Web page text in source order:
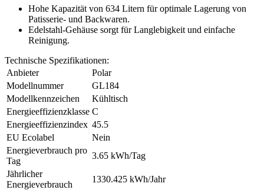
Hohe Kapazität von 634 Litern für optimale Lagerung von
Patisserie- und Backwaren.
Edelstahl-Gehäuse sorgt für Langlebigkeit und einfache
Reinigung.
Technische Spezifikationen:
Anbieter
Polar
Modellnummer
GL184
Modellkennzeichen
Kühltisch
Energieeffizienzklasse C
Energieeffizienzindex 45.5
EU Ecolabel
Nein
Energieverbrauch pro
Tag
3.65 kWh/Tag
Jährlicher
Energieverbrauch
1330.425 kWh/Jahr